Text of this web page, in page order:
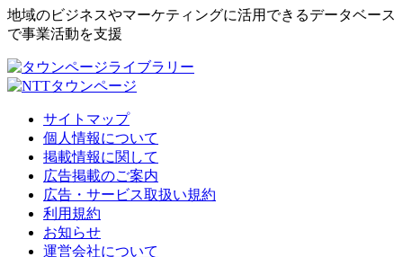
地域のビジネスやマーケティングに活用できるデータベース
で事業活動を支援
サイトマップ
個人情報について
掲載情報に関して
広告掲載のご案内
広告・サービス取扱い規約
利用規約
お知らせ
運営会社について